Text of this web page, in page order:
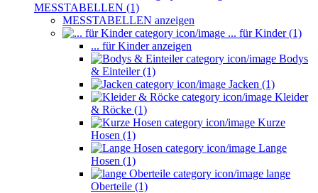
MESSTABELLEN (1)
MESSTABELLEN anzeigen
... für Kinder (1)
... für Kinder anzeigen
Bodys
& Einteiler (1)
Jacken (1)
Kleider
& Röcke (1)
Kurze
Hosen (1)
Lange
Hosen (1)
lange
Oberteile (1)